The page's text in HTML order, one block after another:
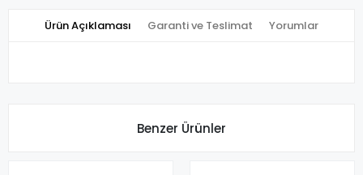
Ürün Açıklaması Garanti ve Teslimat Yorumlar
Benzer Ürünler